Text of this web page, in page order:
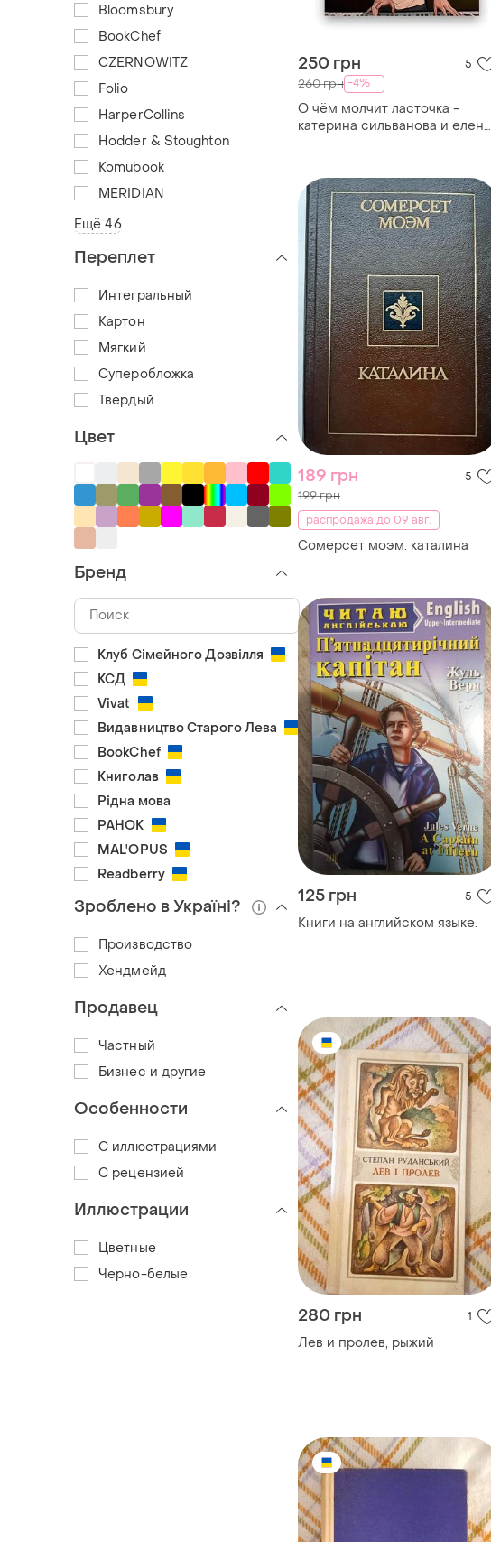
250 грн 5
260 грн -4%
О чём молчит ласточка -
катерина сильванова и елена
189 грн 5
199 грн
распродажа до 09 авг.
Сомерсет моэм. каталина
125 грн 5
Книги на английском языке.
280 грн 1
Лев и пролев, рыжий
Bloomsbury
BookChef
CZERNOWITZ
Folio
HarperCollins
Hodder & Stoughton
Komubook
MERIDIAN
Ещё 46
Переплет
Интегральный
Картон
Мягкий
Суперобложка
Твердый
Цвет
Бренд
Клуб Сімейного Дозвілля
КСД
Vivat
Видавництво Старого Лева
BookChef
Книголав
Рідна мова
РАНОК
MAL'OPUS
Readberry
Зроблено в Україні?
Производство
Хендмейд
Продавец
Частный
Бизнес и другие
Особенности
С иллюстрациями
С рецензией
Иллюстрации
Цветные
Черно-белые